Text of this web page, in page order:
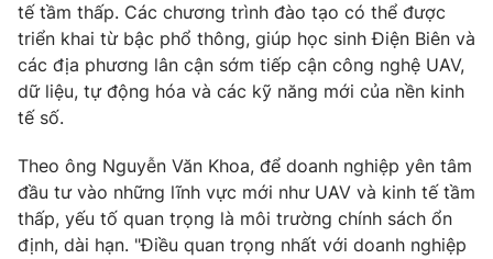
tế tầm thấp. Các chương trình đào tạo có thể được
triển khai từ bậc phổ thông, giúp học sinh Điện Biên và
các địa phương lân cận sớm tiếp cận công nghệ UAV,
dữ liệu, tự động hóa và các kỹ năng mới của nền kinh
tế số.
Theo ông Nguyễn Văn Khoa, để doanh nghiệp yên tâm
đầu tư vào những lĩnh vực mới như UAV và kinh tế tầm
thấp, yếu tố quan trọng là môi trường chính sách ổn
định, dài hạn. "Điều quan trọng nhất với doanh nghiệp